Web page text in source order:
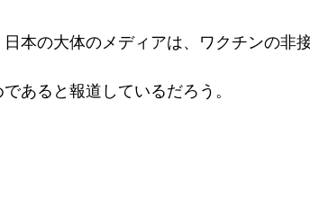
本の大体のメディアは、ワクチンの非
あると報道しているだろう。